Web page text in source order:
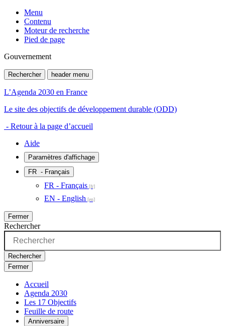
Menu
Contenu
Moteur de recherche
Pied de page
Gouvernement
Rechercher header menu
L’Agenda 2030 en France
Le site des objectifs de développement durable (ODD)
- Retour à la page d’accueil
Aide
Paramètres d'affichage
FR - Français
FR - Français
EN - English
Fermer
Rechercher
Rechercher
Fermer
Accueil
Agenda 2030
Les 17 Objectifs
Feuille de route
Anniversaire